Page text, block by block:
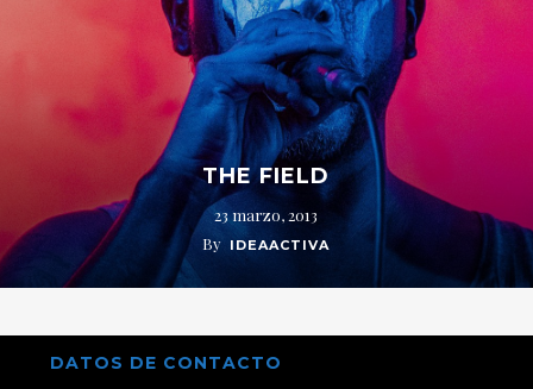
THE FIELD
23 marzo, 2013
By IDEAACTIVA
DATOS DE CONTACTO